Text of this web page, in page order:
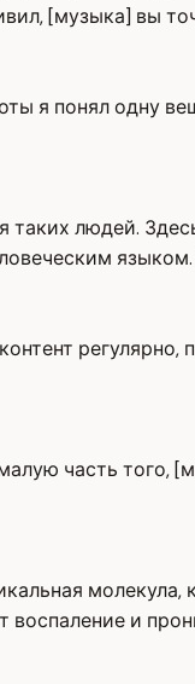
[музыка] вы
я понял одну
таких людей.
регулярно,
часть того,
молекула,
и